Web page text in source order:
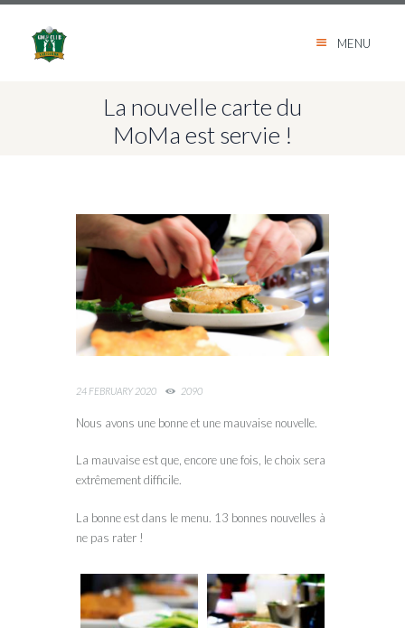
MENU
La nouvelle carte du
MoMa est servie !
24 FEBRUARY 2020 2090
Nous avons une bonne et une mauvaise nouvelle.
La mauvaise est que, encore une fois, le choix sera
extrêmement difficile.
La bonne est dans le menu. 13 bonnes nouvelles à
ne pas rater !